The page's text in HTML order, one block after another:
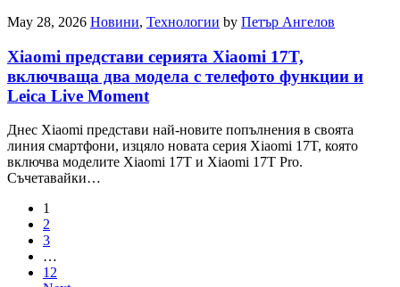
May 28, 2026 Новини, Технологии by Петър Ангелов
Xiaomi представи серията Xiaomi 17T,
включваща два модела с телефото функции и
Leica Live Moment
Днес Xiaomi представи най-новите попълнения в своята
линия смартфони, изцяло новата серия Xiaomi 17T, която
включва моделите Xiaomi 17T и Xiaomi 17T Pro.
Съчетавайки…
1
2
3
…
12